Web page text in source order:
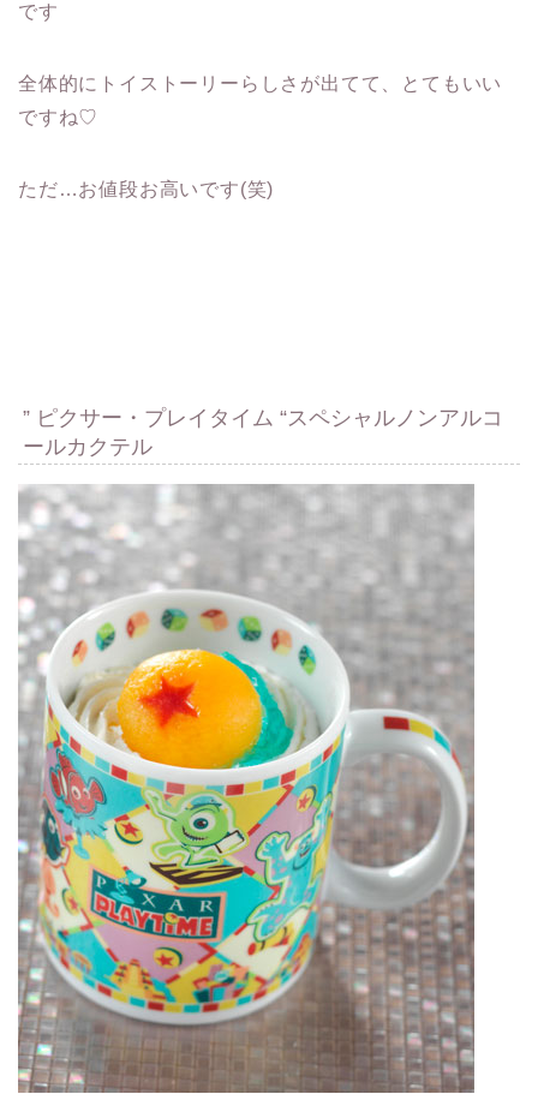
です
全体的にトイストーリーらしさが出てて、とてもいい
ですね♡
ただ…お値段お高いです(笑)
” ピクサー・プレイタイム “スペシャルノンアルコ
ールカクテル